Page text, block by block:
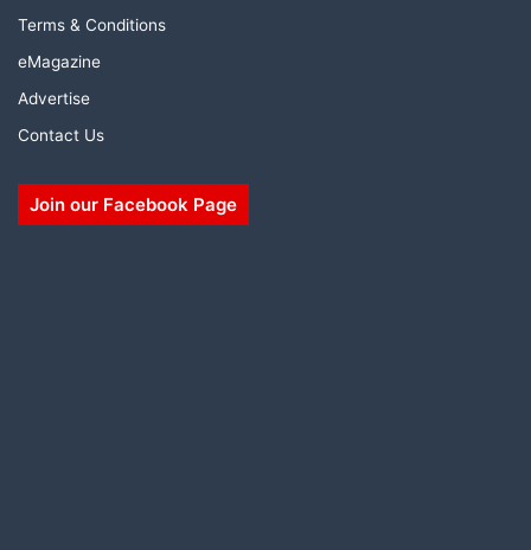
Terms & Conditions
eMagazine
Advertise
Contact Us
Join our Facebook Page